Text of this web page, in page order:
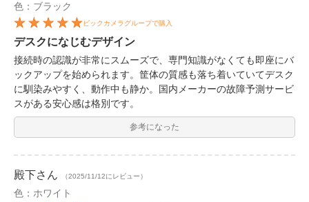
色：ブラック
ビックカメラグループで購入
デスクになじむデザイン
接続時の認識が非常にスムーズで、専門知識がなくても即座にバ
ックアップを始められます。筐体の質感も落ち着いていてデスク
に馴染みやすく、動作中も静か。国内メーカーの故障予測サービ
スがある安心感は格別です。
参考になった
殿下さん （2025/11/12にレビュー）
色：ホワイト